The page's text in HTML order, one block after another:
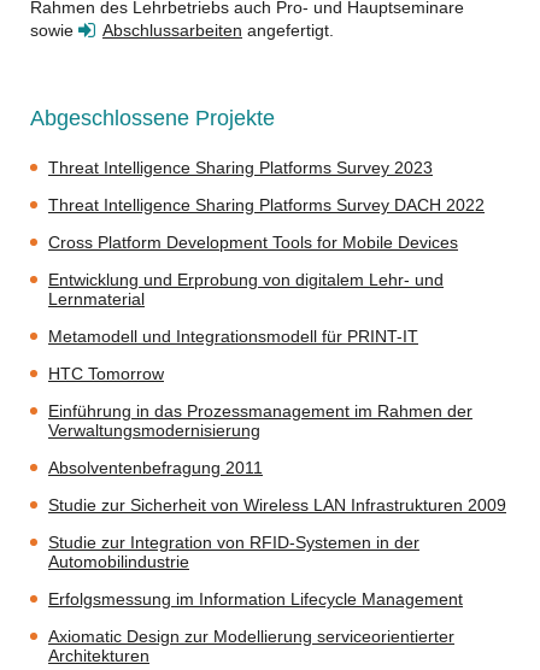
Rahmen des Lehrbetriebs auch Pro- und Hauptseminare
sowie
Abschlussarbeiten angefertigt.
Abgeschlossene Projekte
Threat Intelligence Sharing Platforms Survey 2023
Threat Intelligence Sharing Platforms Survey DACH 2022
Cross Platform Development Tools for Mobile Devices
Entwicklung und Erprobung von digitalem Lehr- und
Lernmaterial
Metamodell und Integrationsmodell für PRINT-IT
HTC Tomorrow
Einführung in das Prozessmanagement im Rahmen der
Verwaltungsmodernisierung
Absolventenbefragung 2011
Studie zur Sicherheit von Wireless LAN Infrastrukturen 2009
Studie zur Integration von RFID-Systemen in der
Automobilindustrie
Erfolgsmessung im Information Lifecycle Management
Axiomatic Design zur Modellierung serviceorientierter
Architekturen